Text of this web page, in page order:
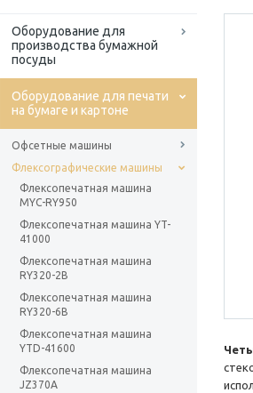
Оборудование для
производства бумажной
посуды
Оборудование для печати
на бумаге и картоне
Офсетные машины
Флексографические машины
Флексопечатная машина
MYC-RY950
Флексопечатная машина YT-
41000
Флексопечатная машина
RY320-2B
Флексопечатная машина
RY320-6B
Флексопечатная машина
YTD-41600
Флексопечатная машина
JZ370A